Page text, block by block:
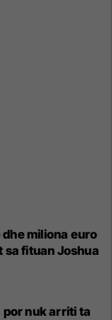
miliona euro
sa fituan Joshua
por nuk arriti ta